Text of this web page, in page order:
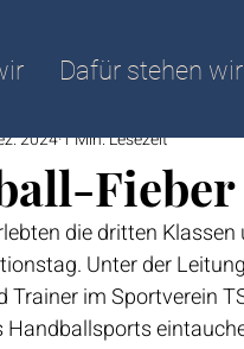
Dafür stehen wir
Fieber
20241 Min. Lesezeit
die dritten
Unter der
Trainer im Sportverein
Handballsports